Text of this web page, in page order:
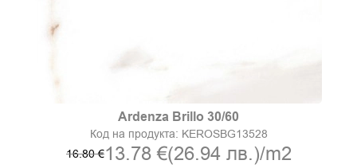
Ardenza Brillo 30/60
Код на продукта: KEROSBG13528
16.80 €13.78 €(26.94 лв.)/m2